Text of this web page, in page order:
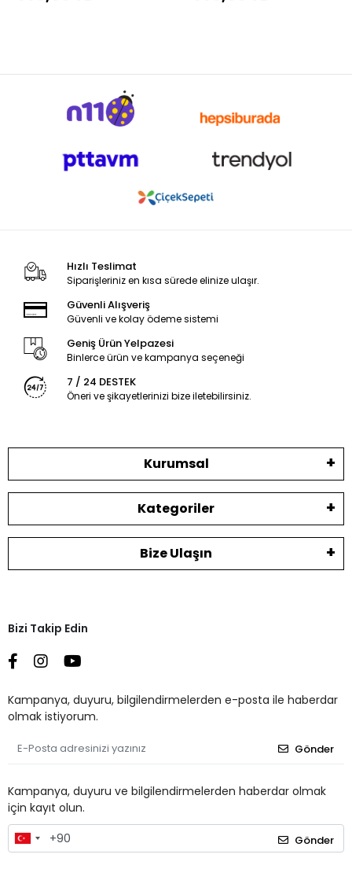
Hızlı Teslimat
Siparişleriniz en kısa sürede elinize ulaşır.
Güvenli Alışveriş
Güvenli ve kolay ödeme sistemi
Geniş Ürün Yelpazesi
Binlerce ürün ve kampanya seçeneği
7 / 24 DESTEK
Öneri ve şikayetlerinizi bize iletebilirsiniz.
Kurumsal
Kategoriler
Bize Ulaşın
Bizi Takip Edin
Kampanya, duyuru, bilgilendirmelerden e-posta ile haberdar
olmak istiyorum.
Gönder
Kampanya, duyuru ve bilgilendirmelerden haberdar olmak
için kayıt olun.
Gönder